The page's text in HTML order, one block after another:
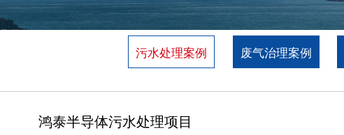
污水处理案例 废气治理案例
鸿泰半导体污水处理项目